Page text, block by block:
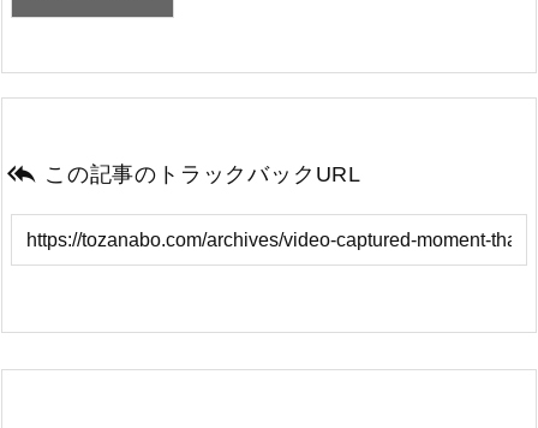
 この記事のトラックバックURL